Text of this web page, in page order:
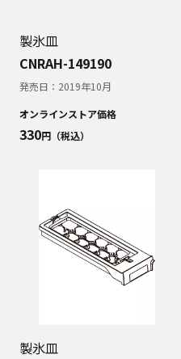
製氷皿
CNRAH-149190
発売日： 2019年10月
オンラインストア価格
330円（税込）
製氷皿